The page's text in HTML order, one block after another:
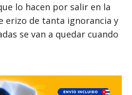
lo hacen por salir en la
erizo de tanta ignorancia y
se van a quedar cuando